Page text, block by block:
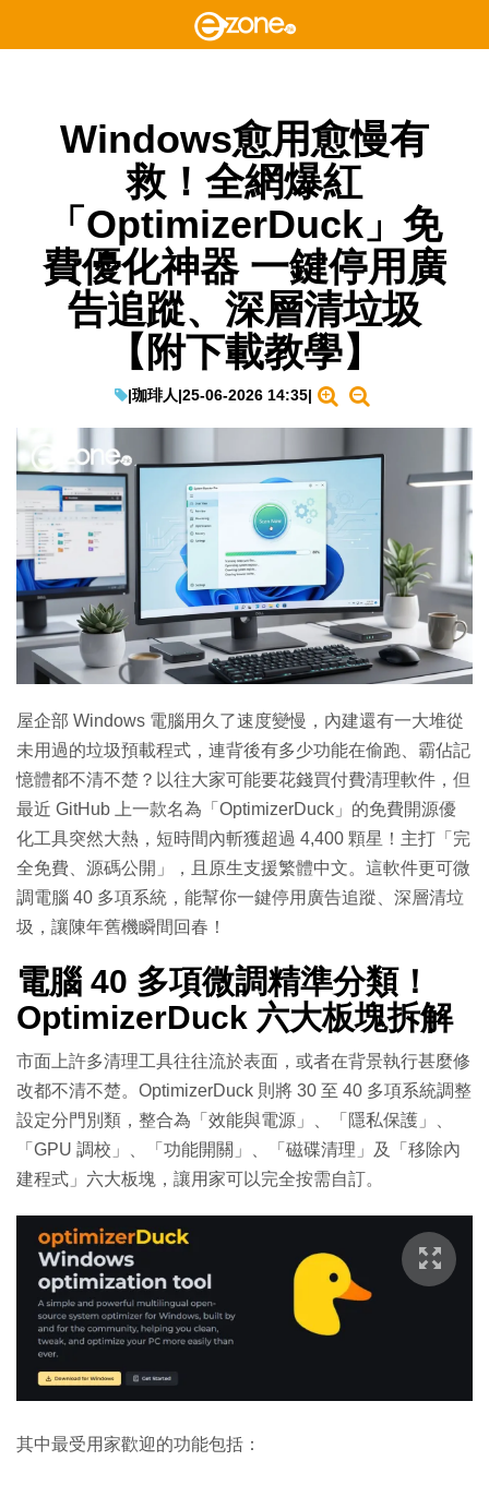
Windows愈用愈慢有
救！全網爆紅
「OptimizerDuck」免
費優化神器 一鍵停用廣
告追蹤、深層清垃圾
【附下載教學】
|珈琲人|25-06-2026 14:35|
屋企部 Windows 電腦用久了速度變慢，內建還有一大堆從
未用過的垃圾預載程式，連背後有多少功能在偷跑、霸佔記
憶體都不清不楚？以往大家可能要花錢買付費清理軟件，但
最近 GitHub 上一款名為「OptimizerDuck」的免費開源優
化工具突然大熱，短時間內斬獲超過 4,400 顆星！主打「完
全免費、源碼公開」，且原生支援繁體中文。這軟件更可微
調電腦 40 多項系統，能幫你一鍵停用廣告追蹤、深層清垃
圾，讓陳年舊機瞬間回春！
電腦 40 多項微調精準分類！
OptimizerDuck 六大板塊拆解
市面上許多清理工具往往流於表面，或者在背景執行甚麼修
改都不清不楚。OptimizerDuck 則將 30 至 40 多項系統調整
設定分門別類，整合為「效能與電源」、「隱私保護」、
「GPU 調校」、「功能開關」、「磁碟清理」及「移除內
建程式」六大板塊，讓用家可以完全按需自訂。
其中最受用家歡迎的功能包括：